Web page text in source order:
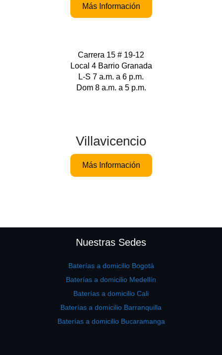
Más Información
Carrera 15 # 19-12
Local 4 Barrio Granada
L-S 7 a.m. a 6 p.m.
Dom 8 a.m. a 5 p.m.
Villavicencio
Más Información
Nuestras Sedes
Baterías a domicilio Bogotá
Baterías a domicilio Medellín
Baterías a domicilio Cali
Baterías a domicilio Barranquilla
Baterías a domicilio Bucaramanga